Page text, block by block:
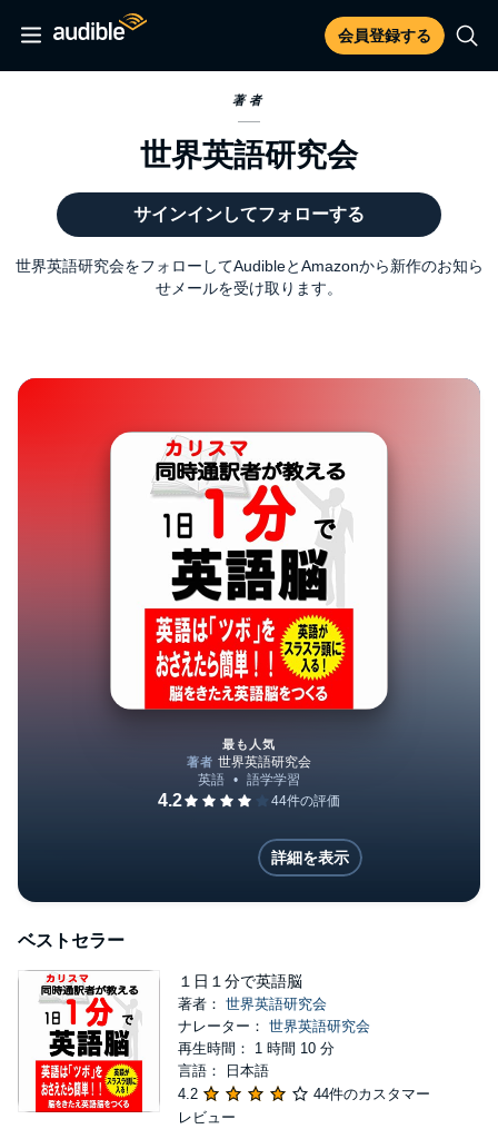
会員登録する
著者
世界英語研究会
サインインしてフォローする
世界英語研究会をフォローしてAudibleとAmazonから新作のお知ら
せメールを受け取ります。
１日１分で英語脳
最も人気
詳細を表示
ベストセラー
１日１分で英語脳
著者： 世界英語研究会
ナレーター： 世界英語研究会
再生時間： 1 時間 10 分
言語： 日本語
4.2
44件のカスタマー
レビュー